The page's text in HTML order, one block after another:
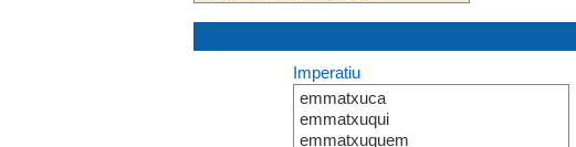
Imperatiu
emmatxuca
emmatxuqui
emmatxuquem